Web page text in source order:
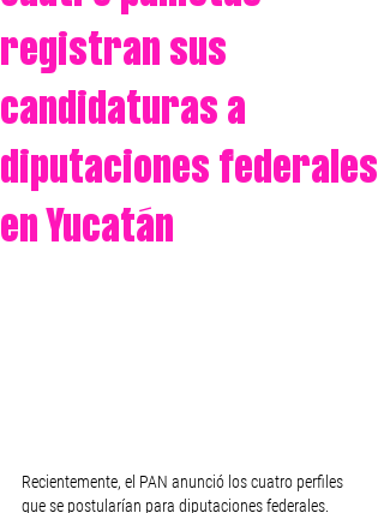
registran sus
candidaturas a
diputaciones federales
en Yucatán
Recientemente, el PAN anunció los cuatro perfiles
que se postularían para diputaciones federales.